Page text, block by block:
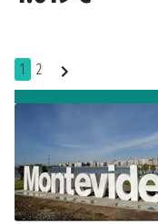
1 2